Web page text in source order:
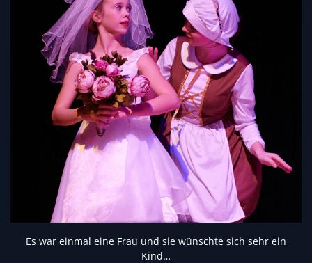
Es war einmal eine Frau und sie wünschte sich sehr ein
Kind…